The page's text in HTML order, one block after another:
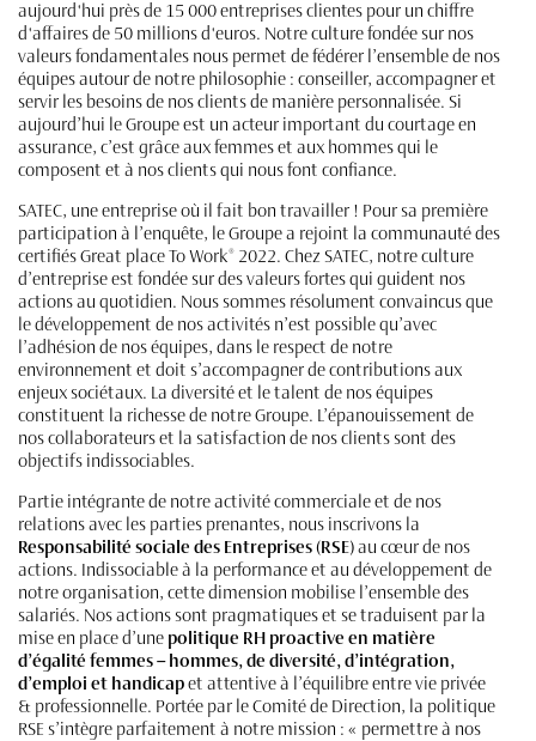
aujourd'hui près de 15 000 entreprises clientes pour un chiffre
d'affaires de 50 millions d'euros. Notre culture fondée sur nos
valeurs fondamentales nous permet de fédérer l’ensemble de nos
équipes autour de notre philosophie : conseiller, accompagner et
servir les besoins de nos clients de manière personnalisée. Si
aujourd’hui le Groupe est un acteur important du courtage en
assurance, c’est grâce aux femmes et aux hommes qui le
composent et à nos clients qui nous font confiance.
SATEC, une entreprise où il fait bon travailler ! Pour sa première
participation à l’enquête, le Groupe a rejoint la communauté des
certifiés Great place To Work® 2022. Chez SATEC, notre culture
d’entreprise est fondée sur des valeurs fortes qui guident nos
actions au quotidien. Nous sommes résolument convaincus que
le développement de nos activités n’est possible qu’avec
l’adhésion de nos équipes, dans le respect de notre
environnement et doit s’accompagner de contributions aux
enjeux sociétaux. La diversité et le talent de nos équipes
constituent la richesse de notre Groupe. L’épanouissement de
nos collaborateurs et la satisfaction de nos clients sont des
objectifs indissociables.
Partie intégrante de notre activité commerciale et de nos
relations avec les parties prenantes, nous inscrivons la
Responsabilité sociale des Entreprises (RSE) au cœur de nos
actions. Indissociable à la performance et au développement de
notre organisation, cette dimension mobilise l’ensemble des
salariés. Nos actions sont pragmatiques et se traduisent par la
mise en place d’une politique RH proactive en matière
d’égalité femmes – hommes, de diversité, d’intégration,
d’emploi et handicap et attentive à l’équilibre entre vie privée
& professionnelle. Portée par le Comité de Direction, la politique
RSE s’intègre parfaitement à notre mission : « permettre à nos